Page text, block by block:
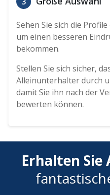
Sehen Sie sich die
um einen besseren
bekommen.
Stellen Sie sich sicher,
Alleinunterhalter durch
damit Sie ihn nach der
bewerten können.
Erhalten Sie